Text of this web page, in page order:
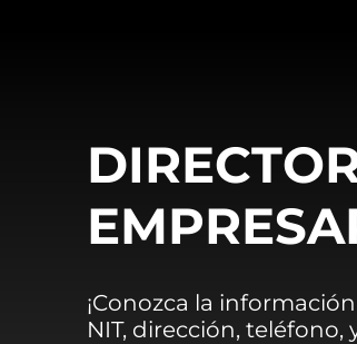
¡Conozca la
NIT, dirección,